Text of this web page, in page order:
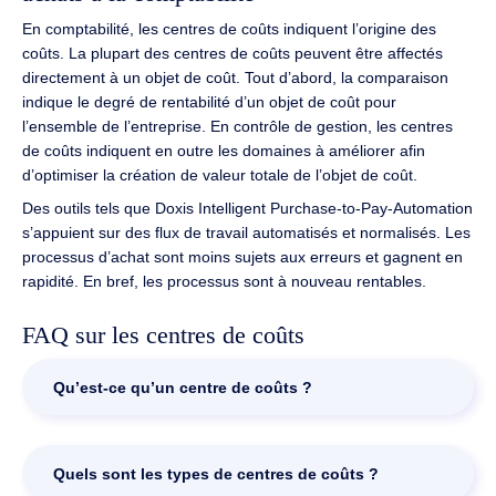
En comptabilité, les centres de coûts indiquent l’origine des
coûts. La plupart des centres de coûts peuvent être affectés
directement à un objet de coût. Tout d’abord, la comparaison
indique le degré de rentabilité d’un objet de coût pour
l’ensemble de l’entreprise. En contrôle de gestion, les centres
de coûts indiquent en outre les domaines à améliorer afin
d’optimiser la création de valeur totale de l’objet de coût.
Des outils tels que Doxis Intelligent Purchase-to-Pay-Automation
s’appuient sur des flux de travail automatisés et normalisés. Les
processus d’achat sont moins sujets aux erreurs et gagnent en
rapidité. En bref, les processus sont à nouveau rentables.
FAQ sur les centres de coûts
Qu’est-ce qu’un centre de coûts ?
structure organisationnelle d’une entreprise où les coûts
respectifs sont générés. Il peut s’agir, par exemple, d’un
Quels sont les types de centres de coûts ?